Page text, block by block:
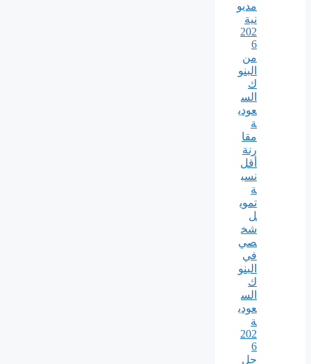
مديو
نية
202
6
من
البنو
ك
الس
عودي
ة
مقا
رنة
أقل
نسب
ة
تموي
ل
شخ
صي
في
البنو
ك
الس
عودي
ة
202
6
حل